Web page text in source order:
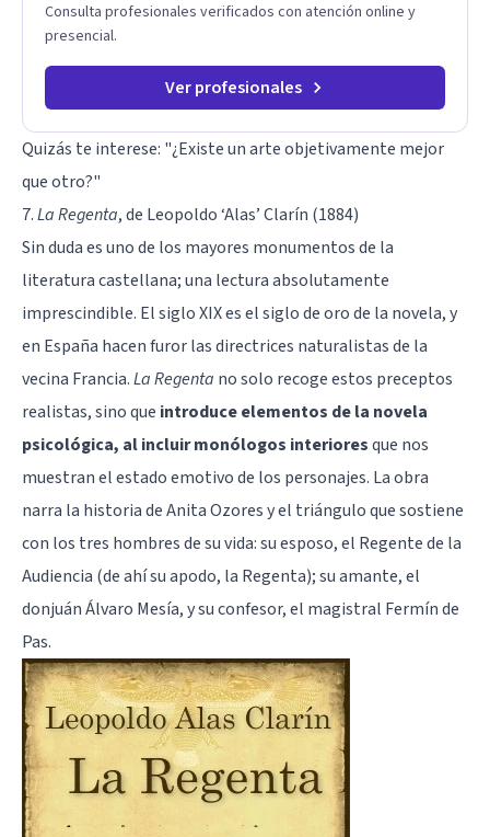
raíz de lo que te ocurre, la Dra. Sandra Milena Jiménez Duque
es una de las mejores opciones para acompañarte. Porque
cuando sanas tu mundo interno, cambias tu forma de pensar,
Consulta profesionales verificados con atención online y
presencial.
Ver profesionales
Quizás te interese: "¿Existe un arte objetivamente mejor
que otro?"
7.La Regenta, de Leopoldo ‘Alas’ Clarín (1884)
Sin duda es uno de los mayores monumentos de la
literatura castellana; una lectura absolutamente
imprescindible. El siglo XIX es el siglo de oro de la novela, y
en España hacen furor las directrices naturalistas de la
vecina Francia.La Regenta no solo recoge estos preceptos
realistas, sino que introduce elementos de la novela
psicológica, al incluir monólogos interioresque nos
muestran el estado emotivo de los personajes. La obra
narra la historia de Anita Ozores y el triángulo que sostiene
con los tres hombres de su vida: su esposo, el Regente de la
Audiencia (de ahí su apodo, la Regenta); su amante, el
donjuán Álvaro Mesía, y su confesor, el magistral Fermín de
Pas.